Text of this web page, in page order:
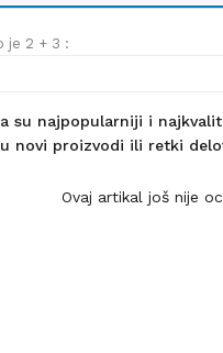
je 2 + 3 :
su najpopularniji i
novi proizvodi ili retki
Ovaj artikal još nije